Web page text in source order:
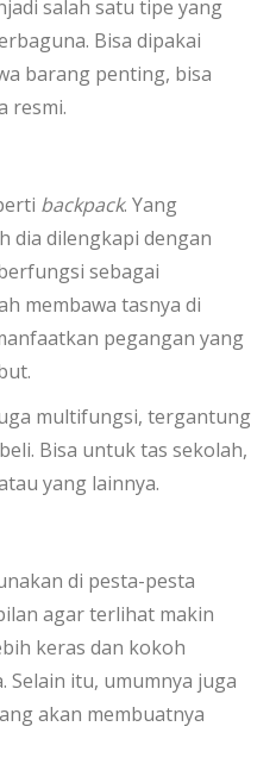
salah satu tipe yang
Bisa dipakai
barang penting, bisa
resmi.
backpack. Yang
dia dilengkapi dengan
sebagai
membawa tasnya di
pegangan yang
multifungsi, tergantung
Bisa untuk tas sekolah,
yang lainnya.
di pesta-pesta
agar terlihat makin
keras dan kokoh
Selain itu, umumnya juga
akan membuatnya